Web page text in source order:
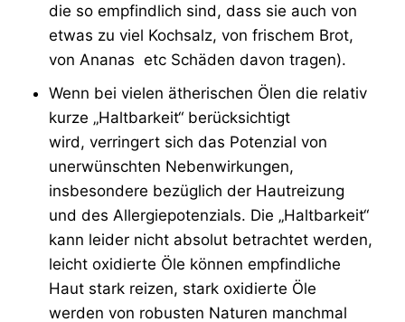
die so empfindlich sind, dass sie auch von
etwas zu viel Kochsalz, von frischem Brot,
von Ananas etc Schäden davon tragen).
Wenn bei vielen ätherischen Ölen die relativ
kurze „Haltbarkeit“ berücksichtigt
wird, verringert sich das Potenzial von
unerwünschten Nebenwirkungen,
insbesondere bezüglich der Hautreizung
und des Allergiepotenzials. Die „Haltbarkeit“
kann leider nicht absolut betrachtet werden,
leicht oxidierte Öle können empfindliche
Haut stark reizen, stark oxidierte Öle
werden von robusten Naturen manchmal